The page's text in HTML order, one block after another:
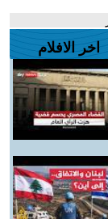
اخر الافلام